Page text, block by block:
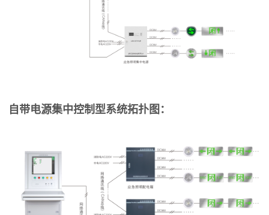
自带电源集中控制型系统拓扑图：